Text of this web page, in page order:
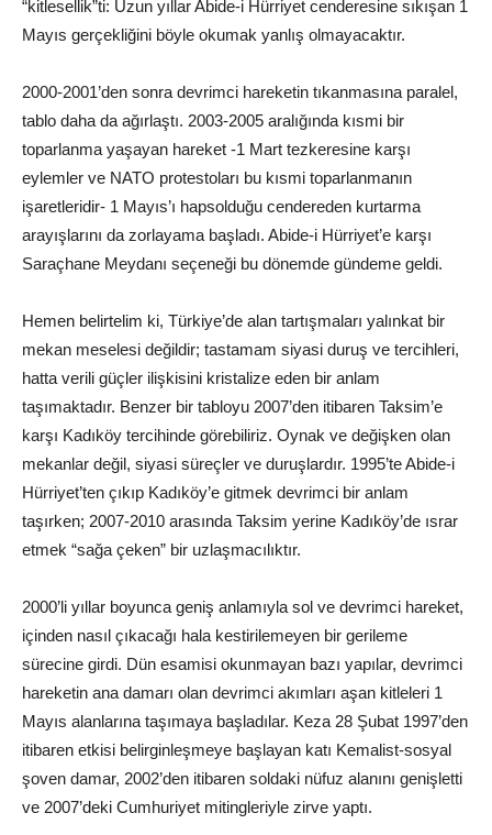
“kitlesellik”ti: Uzun yıllar Abide-i Hürriyet cenderesine sıkışan 1
Mayıs gerçekliğini böyle okumak yanlış olmayacaktır.
2000-2001’den sonra devrimci hareketin tıkanmasına paralel,
tablo daha da ağırlaştı. 2003-2005 aralığında kısmi bir
toparlanma yaşayan hareket -1 Mart tezkeresine karşı
eylemler ve NATO protestoları bu kısmi toparlanmanın
işaretleridir- 1 Mayıs’ı hapsolduğu cendereden kurtarma
arayışlarını da zorlayama başladı. Abide-i Hürriyet’e karşı
Saraçhane Meydanı seçeneği bu dönemde gündeme geldi.
Hemen belirtelim ki, Türkiye’de alan tartışmaları yalınkat bir
mekan meselesi değildir; tastamam siyasi duruş ve tercihleri,
hatta verili güçler ilişkisini kristalize eden bir anlam
taşımaktadır. Benzer bir tabloyu 2007’den itibaren Taksim’e
karşı Kadıköy tercihinde görebiliriz. Oynak ve değişken olan
mekanlar değil, siyasi süreçler ve duruşlardır. 1995’te Abide-i
Hürriyet’ten çıkıp Kadıköy’e gitmek devrimci bir anlam
taşırken; 2007-2010 arasında Taksim yerine Kadıköy’de ısrar
etmek “sağa çeken” bir uzlaşmacılıktır.
2000’li yıllar boyunca geniş anlamıyla sol ve devrimci hareket,
içinden nasıl çıkacağı hala kestirilemeyen bir gerileme
sürecine girdi. Dün esamisi okunmayan bazı yapılar, devrimci
hareketin ana damarı olan devrimci akımları aşan kitleleri 1
Mayıs alanlarına taşımaya başladılar. Keza 28 Şubat 1997’den
itibaren etkisi belirginleşmeye başlayan katı Kemalist-sosyal
şoven damar, 2002’den itibaren soldaki nüfuz alanını genişletti
ve 2007’deki Cumhuriyet mitingleriyle zirve yaptı.